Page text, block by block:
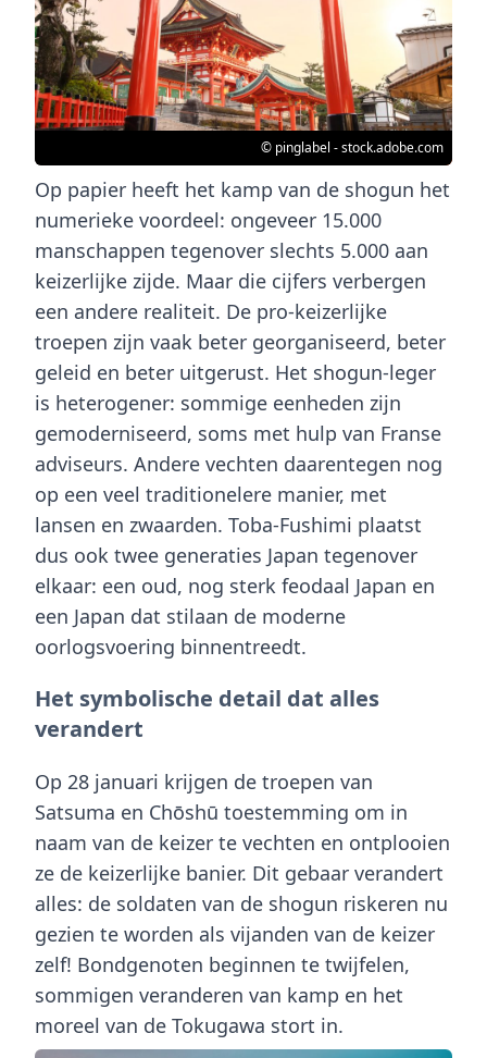
© pinglabel - stock.adobe.com
Op papier heeft het kamp van de shogun het
numerieke voordeel: ongeveer 15.000
manschappen tegenover slechts 5.000 aan
keizerlijke zijde. Maar die cijfers verbergen
een andere realiteit. De pro-keizerlijke
troepen zijn vaak beter georganiseerd, beter
geleid en beter uitgerust. Het shogun-leger
is heterogener: sommige eenheden zijn
gemoderniseerd, soms met hulp van Franse
adviseurs. Andere vechten daarentegen nog
op een veel traditionelere manier, met
lansen en zwaarden. Toba-Fushimi plaatst
dus ook twee generaties Japan tegenover
elkaar: een oud, nog sterk feodaal Japan en
een Japan dat stilaan de moderne
oorlogsvoering binnentreedt.
Het symbolische detail dat alles
verandert
Op 28 januari krijgen de troepen van
Satsuma en Chōshū toestemming om in
naam van de keizer te vechten en ontplooien
ze de keizerlijke banier. Dit gebaar verandert
alles: de soldaten van de shogun riskeren nu
gezien te worden als vijanden van de keizer
zelf! Bondgenoten beginnen te twijfelen,
sommigen veranderen van kamp en het
moreel van de Tokugawa stort in.